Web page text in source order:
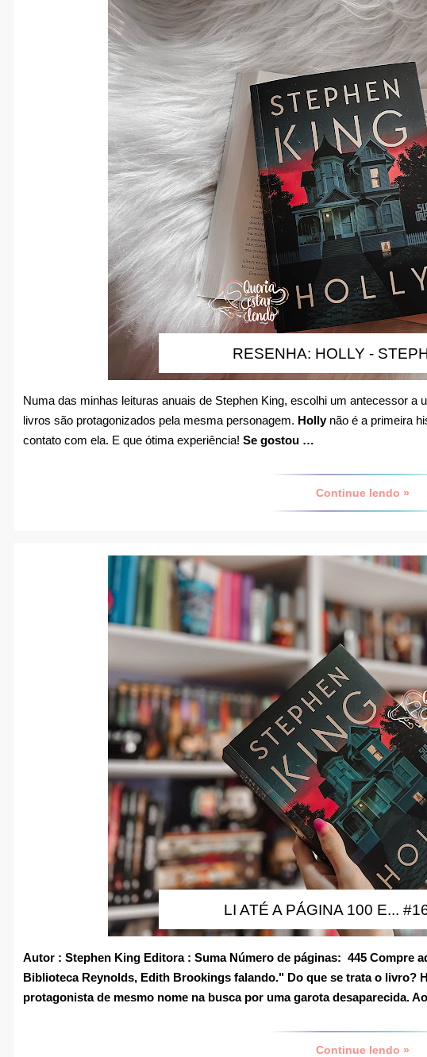
RESENHA: HOLLY -
Numa das minhas leituras anuais de Stephen King, escolhi um antecessor a
livros são protagonizados pela mesma personagem. Hollynão é a primeira
contato com ela. E que ótima experiência! Se gostou …
Continue lendo »
LI ATÉ A PÁGINA 100 E...
Autor : Stephen King Editora: Suma Número de páginas: 445 Compre
Biblioteca Reynolds, Edith Brookings falando." Do que se trata o livro?
protagonista de mesmo nome na busca por uma garota desaparecida.
Continue lendo »